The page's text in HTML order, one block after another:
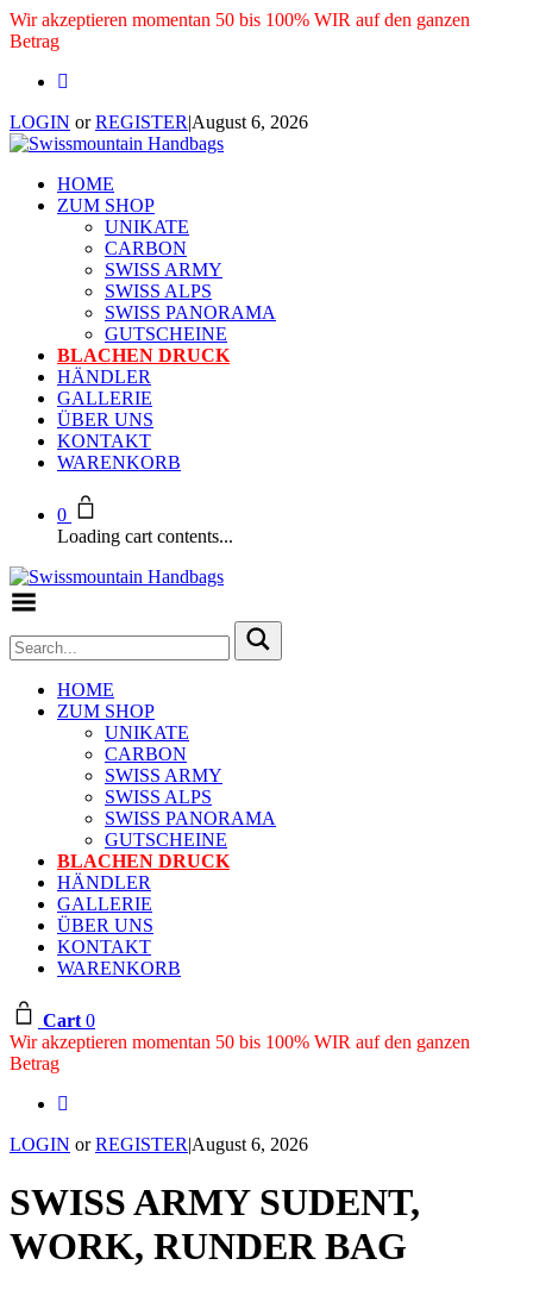
Wir akzeptieren momentan 50 bis 100% WIR auf den ganzen
Betrag
LOGIN orREGISTER|August 6, 2026
HOME
ZUM SHOP
UNIKATE
CARBON
SWISS ARMY
SWISS ALPS
SWISS PANORAMA
GUTSCHEINE
BLACHEN DRUCK
HÄNDLER
GALLERIE
ÜBER UNS
KONTAKT
WARENKORB
0
Loading cart contents...
HOME
ZUM SHOP
UNIKATE
CARBON
SWISS ARMY
SWISS ALPS
SWISS PANORAMA
GUTSCHEINE
BLACHEN DRUCK
HÄNDLER
GALLERIE
ÜBER UNS
KONTAKT
WARENKORB
Cart 0
Wir akzeptieren momentan 50 bis 100% WIR auf den ganzen
Betrag
LOGIN orREGISTER|August 6, 2026
SWISS ARMY SUDENT,
WORK, RUNDER BAG